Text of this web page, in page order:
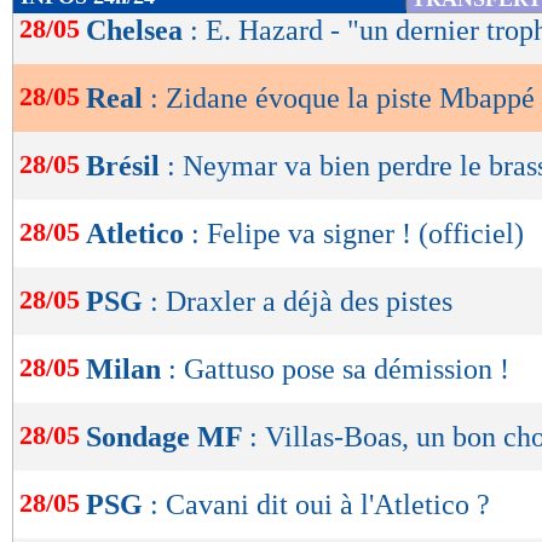
de
OK
28/05 Chelsea : E. Hazard - "un dernier
28/05 Real : Zidane évoque la piste Mbappé
28/05 Brésil : Neymar va bien perdre le
28/05 Atletico : Felipe va signer ! (officiel)
28/05 PSG : Draxler a déjà des pistes
28/05 Milan : Gattuso pose sa démission !
28/05 Sondage MF : Villas-Boas, un bon
28/05 PSG : Cavani dit oui à l'Atletico ?